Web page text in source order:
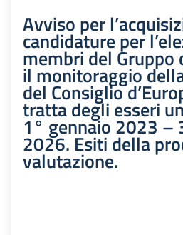
Avviso per
candidature per
membri del Gruppo
il monitoraggio
del Consiglio
tratta degli esseri
1° gennaio 2023 –
2026. Esiti della
valutazione.